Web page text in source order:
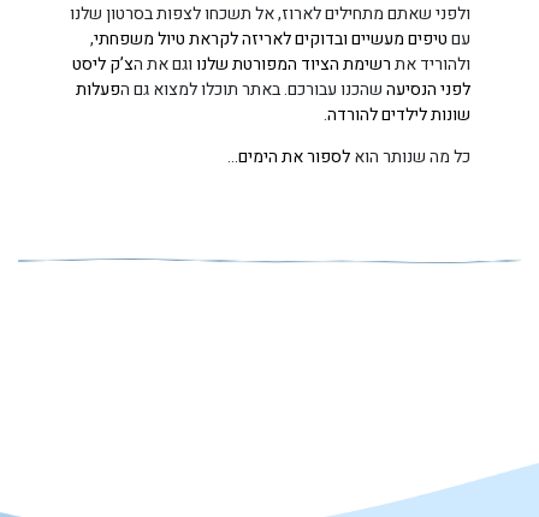
ולפני שאתם מתחילים לארוז, אל תשכחו לצפות בסרטון שלנו
עםטיפים מעשיים ובדוקים לאריזה לקראת טיול משפחתי,
ולהוריד אתרשימת הציוד המפורטת שלנווגם את הצ’ק ליסט
לפני הנסיעהשהכנו עבורכם. באתר תוכלו למצוא גם הפעלות
שונות לילדים להורדה.
כל מה שנותר הואלספור את הימים…